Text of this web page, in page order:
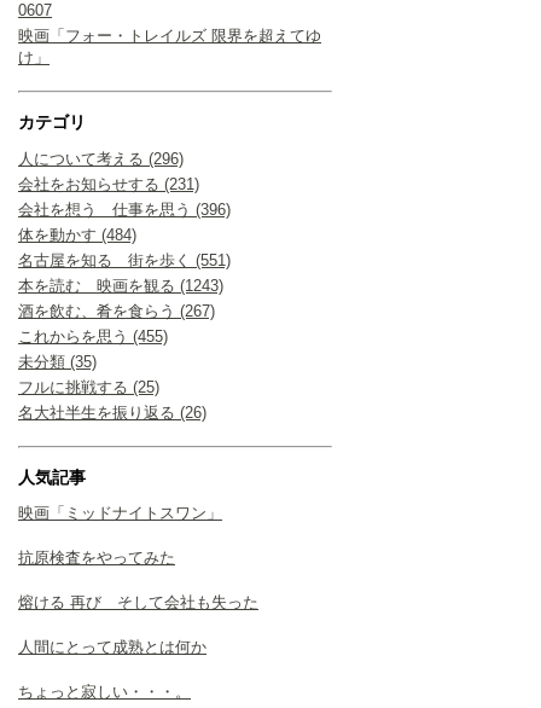
0607
映画「フォー・トレイルズ 限界を超えてゆ
け」
カテゴリ
人について考える (296)
会社をお知らせする (231)
会社を想う 仕事を思う (396)
体を動かす (484)
名古屋を知る 街を歩く (551)
本を読む 映画を観る (1243)
酒を飲む、肴を食らう (267)
これからを思う (455)
未分類 (35)
フルに挑戦する (25)
名大社半生を振り返る (26)
人気記事
映画「ミッドナイトスワン」
抗原検査をやってみた
熔ける 再び そして会社も失った
人間にとって成熟とは何か
ちょっと寂しい・・・。